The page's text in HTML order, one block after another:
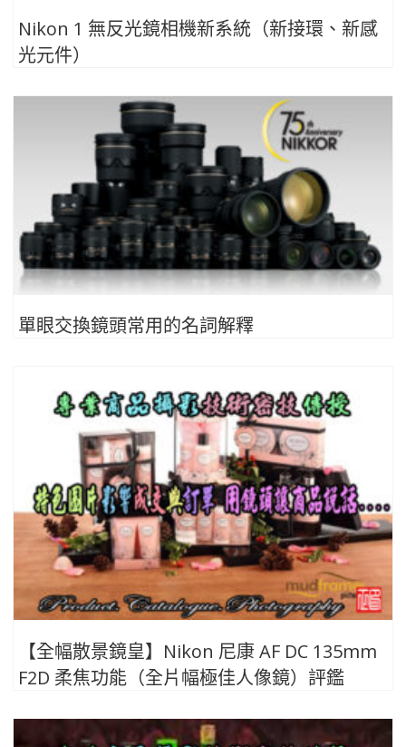
Nikon 1 無反光鏡相機新系統（新接環、新感
光元件）
單眼交換鏡頭常用的名詞解釋
【全幅散景鏡皇】Nikon 尼康 AF DC 135mm
F2D 柔焦功能（全片幅極佳人像鏡）評鑑